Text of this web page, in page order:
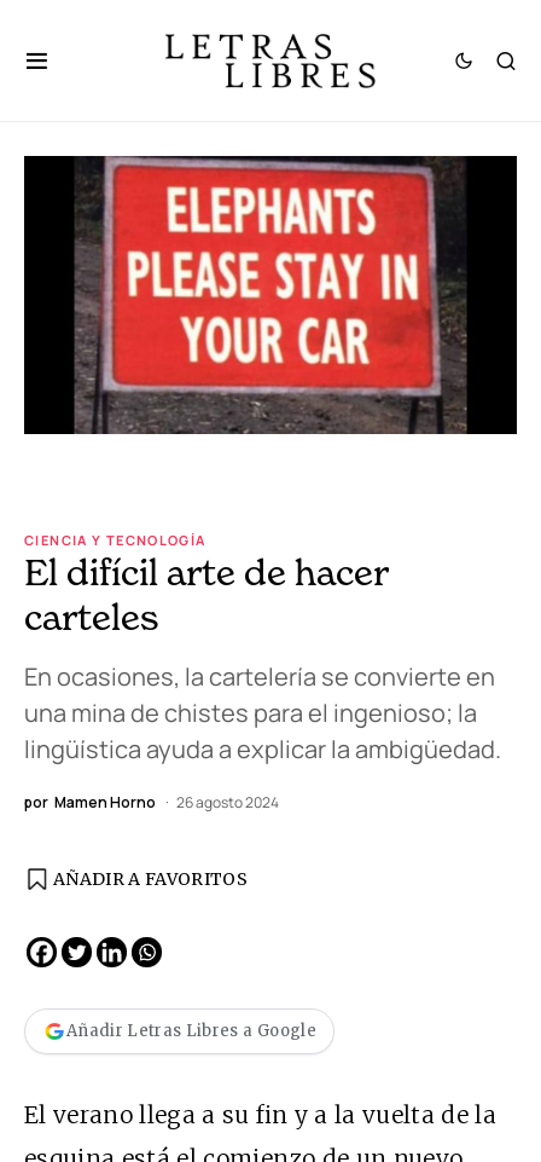
CIENCIA Y TECNOLOGÍA
El difícil arte de hacer
carteles
En ocasiones, la cartelería se convierte en
una mina de chistes para el ingenioso; la
lingüística ayuda a explicar la ambigüedad.
por Mamen Horno 26 agosto 2024
AÑADIR A FAVORITOS
Añadir Letras Libres a Google
El verano llega a su fin y a la vuelta de la